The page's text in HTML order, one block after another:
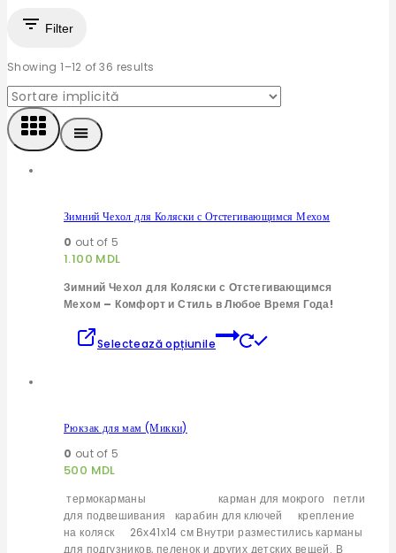
Filter
Showing 1–12 of36 results
Зимний Чехол для Коляски с Отстегивающимся Мехом
0 out of 5
1.100 MDL
Зимний Чехол для Коляски с Отстегивающимся
Мехом – Комфорт и Стиль в Любое Время Года!
Selectează opțiunile
în
pagina
produsului.
Рюкзак для мам (Микки)
0 out of 5
500 MDL
термокарманы карман для мокрого петли
для подвешивания карабин для ключей крепление
на коляск 26х41х14 см Внутри разместились карманы
для подгузников, пеленок и других детских вещей. В